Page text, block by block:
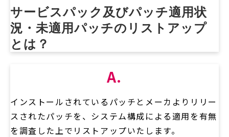
サービスパック及びパッチ適用状
況・未適用パッチのリストアップ
とは？
A.
インストールされているパッチとメーカよりリリー
スされたパッチを、システム構成による適用を有無
を調査した上でリストアップいたします。